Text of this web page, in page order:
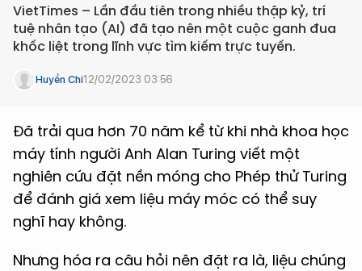
VietTimes – Lần đầu tiên trong nhiều thập kỷ, trí
tuệ nhân tạo (AI) đã tạo nên một cuộc ganh đua
khốc liệt trong lĩnh vực tìm kiếm trực tuyến.
Huyền Chi12/02/2023 03:56
Đã trải qua hơn 70 năm kể từ khi nhà khoa học
máy tính người Anh Alan Turing viết một
nghiên cứu đặt nền móng cho Phép thử Turing
để đánh giá xem liệu máy móc có thể suy
nghĩ hay không.
Nhưng hóa ra câu hỏi nên đặt ra là, liệu chúng